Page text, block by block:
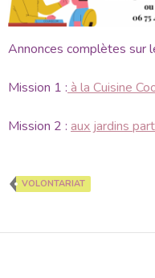
Annonces complètes sur
Mission 1 : à la Cuisine
Mission 2 : aux jardins
VOLONTARIAT